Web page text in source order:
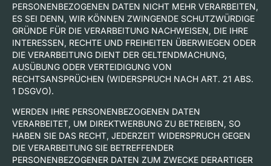
PERSONENBEZOGENEN DATEN NICHT MEHR VERARBEITEN,
ES SEI DENN, WIR KÖNNEN ZWINGENDE SCHUTZWÜRDIGE
GRÜNDE FÜR DIE VERARBEITUNG NACHWEISEN, DIE IHRE
INTERESSEN, RECHTE UND FREIHEITEN ÜBERWIEGEN ODER
DIE VERARBEITUNG DIENT DER GELTENDMACHUNG,
AUSÜBUNG ODER VERTEIDIGUNG VON
RECHTSANSPRÜCHEN (WIDERSPRUCH NACH ART. 21 ABS.
1 DSGVO).
WERDEN IHRE PERSONENBEZOGENEN DATEN
VERARBEITET, UM DIREKTWERBUNG ZU BETREIBEN, SO
HABEN SIE DAS RECHT, JEDERZEIT WIDERSPRUCH GEGEN
DIE VERARBEITUNG SIE BETREFFENDER
PERSONENBEZOGENER DATEN ZUM ZWECKE DERARTIGER